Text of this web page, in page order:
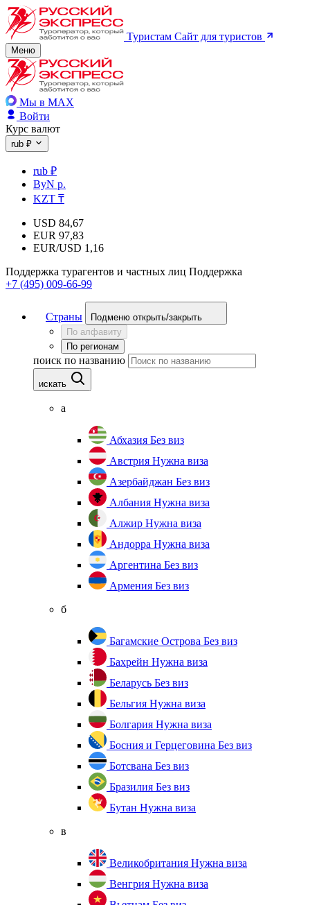
Туристам Сайт для туристов
Меню
Мы в MAX
Войти
Курс валют
rub ₽
rub ₽
ByN р.
KZT ₸
USD 84,67
EUR 97,83
EUR/USD 1,16
Поддержка турагентов и частных лиц Поддержка
+7 (495) 009-66-99
Страны
Подменю открыть/закрыть
По алфавиту
По регионам
поиск по названию
искать
а
Абхазия Без виз
Австрия Нужна виза
Азербайджан Без виз
Албания Нужна виза
Алжир Нужна виза
Андорра Нужна виза
Аргентина Без виз
Армения Без виз
б
Багамские Острова Без виз
Бахрейн Нужна виза
Беларусь Без виз
Бельгия Нужна виза
Болгария Нужна виза
Босния и Герцеговина Без виз
Ботсвана Без виз
Бразилия Без виз
Бутан Нужна виза
в
Великобритания Нужна виза
Венгрия Нужна виза